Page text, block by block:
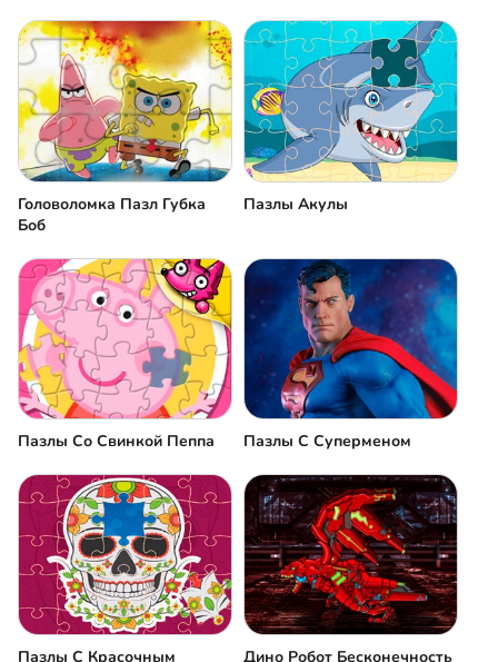
Головоломка Пазл Губка
Боб
Пазлы Акулы
Пазлы Со Свинкой Пеппа Пазлы С Суперменом
Пазлы С Красочным Дино Робот Бесконечность